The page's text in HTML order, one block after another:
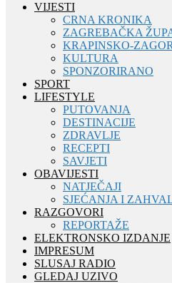
VIJESTI
CRNA KRONIKA
ZAGREBAČKA
KRAPINSKO-
KULTURA
SPONZORIRANO
SPORT
LIFESTYLE
PUTOVANJA
DESTINACIJE
ZDRAVLJE
RECEPTI
SAVJETI
OBAVIJESTI
NATJEČAJI
SJEĆANJA I
RAZGOVORI
REPORTAŽE
ELEKTRONSKO IZDANJE
IMPRESUM
SLUSAJ RADIO
GLEDAJ UZIVO